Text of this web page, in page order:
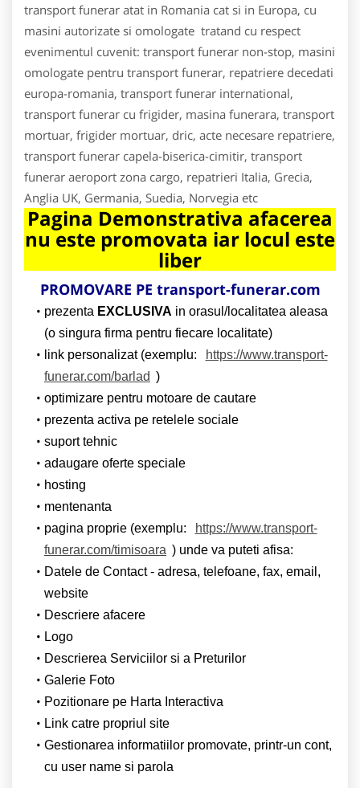
transport funerar atat in Romania cat si in Europa, cu
masini autorizate si omologate tratand cu respect
evenimentul cuvenit: transport funerar non-stop, masini
omologate pentru transport funerar, repatriere decedati
europa-romania, transport funerar international,
transport funerar cu frigider, masina funerara, transport
mortuar, frigider mortuar, dric, acte necesare repatriere,
transport funerar capela-biserica-cimitir, transport
funerar aeroport zona cargo, repatrieri Italia, Grecia,
Anglia UK, Germania, Suedia, Norvegia etc
Pagina Demonstrativa afacerea
nu este promovata iar locul este
liber
PROMOVARE PE transport-funerar.com
prezenta EXCLUSIVA in orasul/localitatea aleasa
(o singura firma pentru fiecare localitate)
link personalizat (exemplu:
https://www.transport-
funerar.com/barlad )
optimizare pentru motoare de cautare
prezenta activa pe retelele sociale
suport tehnic
adaugare oferte speciale
hosting
mentenanta
pagina proprie (exemplu:
https://www.transport-
funerar.com/timisoara ) unde va puteti afisa:
Datele de Contact - adresa, telefoane, fax, email,
website
Descriere afacere
Logo
Descrierea Serviciilor si a Preturilor
Galerie Foto
Pozitionare pe Harta Interactiva
Link catre propriul site
Gestionarea informatiilor promovate, printr-un cont,
cu user name si parola